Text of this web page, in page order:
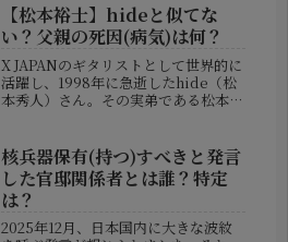
【松本裕士】hideと似てな
い？父親の死因(病気)は何？
X JAPANのギタリストとして世界的に
活躍し、1998年に急逝したhide（松
本秀人）さん。その実弟である松本裕
マネジメントやイベントを支えていま
す。2025年秋、松本...
核兵器保有(持つ)すべきと発言
した官邸関係者とは誰？特定
は？
2025年12月、日本国内に大きな波紋